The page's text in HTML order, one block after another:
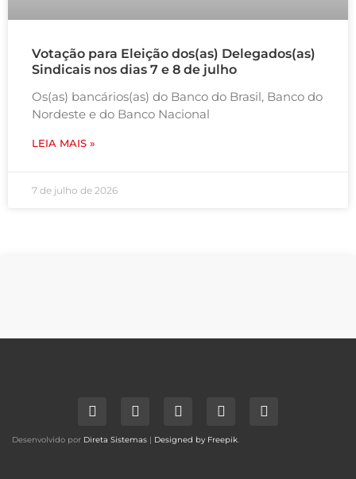
Votação para Eleição dos(as) Delegados(as)
Sindicais nos dias 7 e 8 de julho
Os(as) bancários(as) do Banco do Brasil, Banco do
Nordeste e do Banco Nacional
LEIA MAIS »
7 de julho de 2026
Desenvolvido por Direta Sistemas | Designed by Freepik.